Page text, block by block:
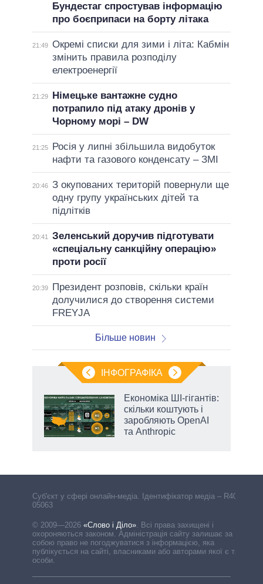
Бундестаг спростував інформацію
про боєприпаси на борту літака
21:49 Окремі списки для зими і літа: Кабмін
змінить правила розподілу
електроенергії
21:29
Німецьке вантажне судно
потрапило під атаку дронів у
Чорному морі – DW
21:25
Росія у липні збільшила видобуток
нафти та газового конденсату – ЗМІ
20:46 З окупованих територій повернули ще
одну групу українських дітей та
підлітків
20:41
Зеленський доручив підготувати
«спеціальну санкційну операцію»
проти росії
20:39
Президент розповів, скільки країн
долучилися до створення системи
FREYJA
Більше новин
ІНФОГРАФІКА
Економіка ШІ-гігантів:
скільки коштують і
заробляють OpenAI
та Anthropic
Cуб'єкт у сфері онлайн-медіа. Ідентифікатор медіа – R40-
05063
© 2009—2026 «Слово і Діло». Всі права захищені і
охороняються законом. Адміністрація сайту залишає за
собою право не погоджуватися з інформацією, яка
публікується на сайті, власниками або авторами якої є треті
особи.